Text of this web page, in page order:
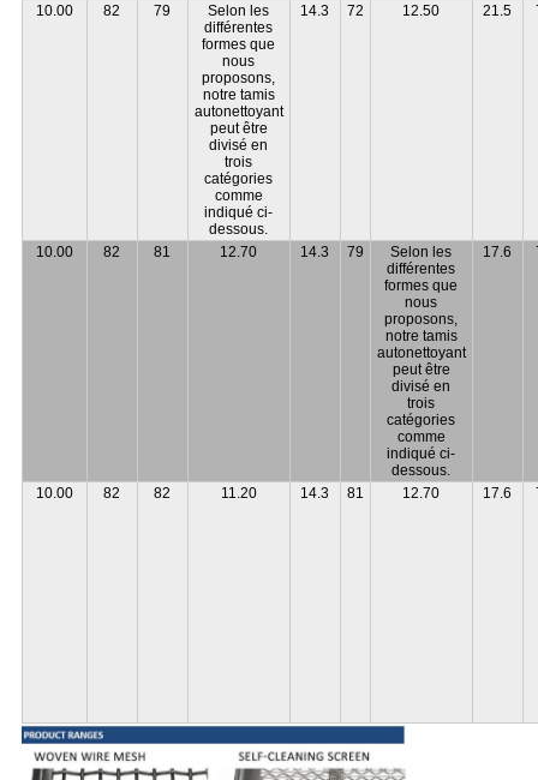
10.00
82 79
Selon les
différentes
formes que
nous
proposons,
notre tamis
autonettoyant
peut être
divisé en
trois
catégories
comme
indiqué ci-
dessous.
14.3 72 12.50 21.5
10.00 82 81 12.70 14.3 79
Selon les
différentes
formes que
nous
proposons,
notre tamis
autonettoyant
peut être
divisé en
trois
catégories
comme
indiqué ci-
dessous.
17.6
10.00 82 82 11.20 14.3 81 12.70 17.6